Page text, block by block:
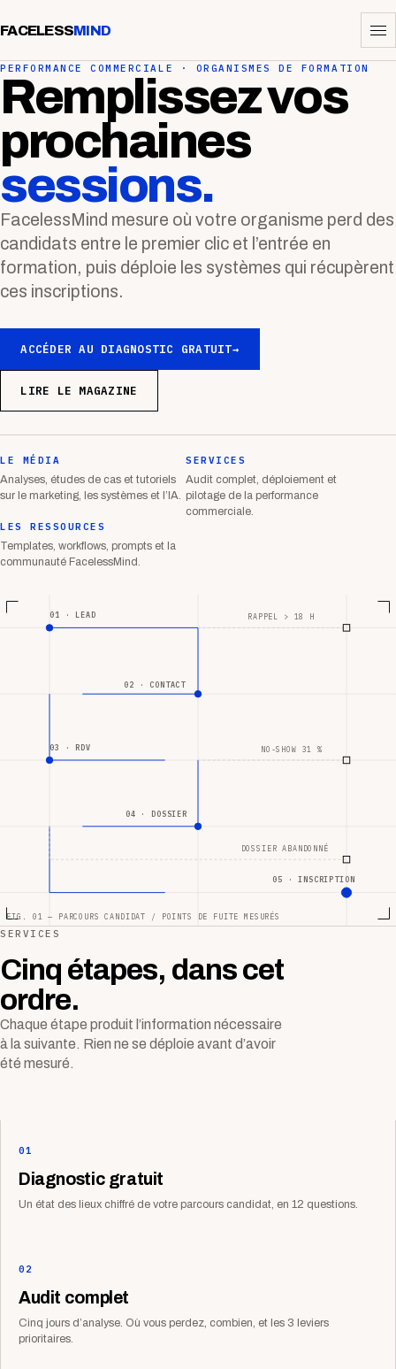
FACELESSMIND
PERFORMANCE COMMERCIALE · ORGANISMES DE FORMATION
Remplissez vos
prochaines
sessions.
FacelessMind mesure où votre organisme perd des
candidats entre le premier clic et l’entrée en
formation, puis déploie les systèmes qui récupèrent
ces inscriptions.
ACCÉDER AU DIAGNOSTIC GRATUIT→
LIRE LE MAGAZINE
LE MÉDIA
Analyses, études de cas et tutoriels
sur le marketing, les systèmes et l’IA.
SERVICES
Audit complet, déploiement et
pilotage de la performance
commerciale.
LES RESSOURCES
Templates, workflows, prompts et la
communauté FacelessMind.
01 · LEAD
02 · CONTACT
03 · RDV
04 · DOSSIER
05 · INSCRIPTION
RAPPEL > 18 H
NO-SHOW 31 %
DOSSIER ABANDONNÉ
FIG. 01 — PARCOURS CANDIDAT / POINTS DE FUITE MESURÉS
SERVICES
Cinq étapes, dans cet
ordre.
Chaque étape produit l’information nécessaire
à la suivante. Rien ne se déploie avant d’avoir
été mesuré.
01
Diagnostic gratuit
Un état des lieux chiffré de votre parcours candidat, en 12 questions.
02
Audit complet
Cinq jours d’analyse. Où vous perdez, combien, et les 3 leviers
prioritaires.